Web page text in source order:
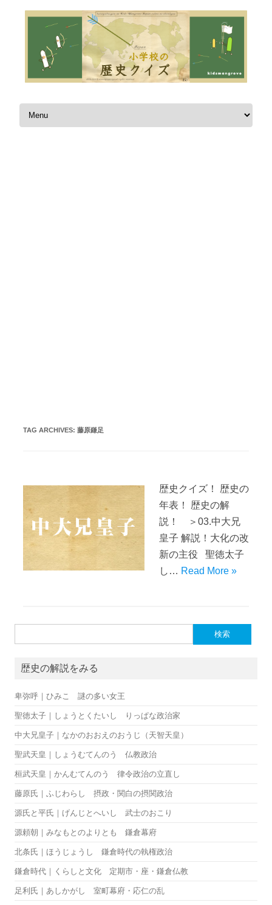
Skip to content
TAG ARCHIVES: 藤原鎌足
歴史クイズ！ 歴史の
年表！ 歴史の解
説！ ＞03.中大兄
皇子 解説！大化の改
新の主役 聖徳太子
し… Read More »
歴史の解説をみる
卑弥呼｜ひみこ 謎の多い女王
聖徳太子｜しょうとくたいし りっぱな政治家
中大兄皇子｜なかのおおえのおうじ（天智天皇）
聖武天皇｜しょうむてんのう 仏教政治
桓武天皇｜かんむてんのう 律令政治の立直し
藤原氏｜ふじわらし 摂政・関白の摂関政治
源氏と平氏｜げんじとへいし 武士のおこり
源頼朝｜みなもとのよりとも 鎌倉幕府
北条氏｜ほうじょうし 鎌倉時代の執権政治
鎌倉時代｜くらしと文化 定期市・座・鎌倉仏教
足利氏｜あしかがし 室町幕府・応仁の乱